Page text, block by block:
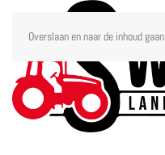
Overslaan en naar de inhoud gaan